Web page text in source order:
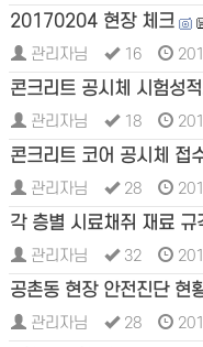
20170204 현장 체크
관리자님 16
콘크리트 공시체 시험성적
관리자님 18
콘크리트 코어 공시체 접
관리자님 28
각 층별 시료채쥐 재료 규
관리자님 32
공촌동 현장 안전진단 현
관리자님 28